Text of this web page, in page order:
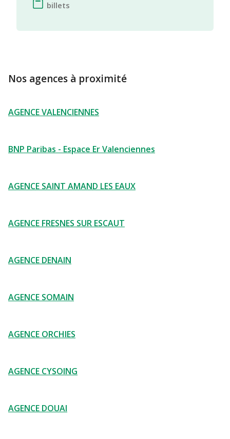
billets
Nos agences à proximité
AGENCE VALENCIENNES
BNP Paribas - Espace Er Valenciennes
AGENCE SAINT AMAND LES EAUX
AGENCE FRESNES SUR ESCAUT
AGENCE DENAIN
AGENCE SOMAIN
AGENCE ORCHIES
AGENCE CYSOING
AGENCE DOUAI